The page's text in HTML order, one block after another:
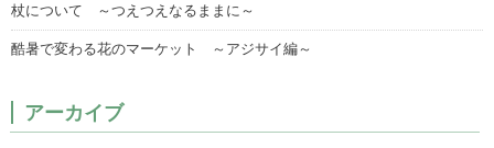
杖について ～つえつえなるままに～
酷暑で変わる花のマーケット ～アジサイ編～
アーカイブ